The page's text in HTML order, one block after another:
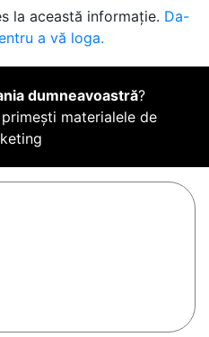
la această informație. Da-
a vă loga.
dumneavoastră?
materialele de